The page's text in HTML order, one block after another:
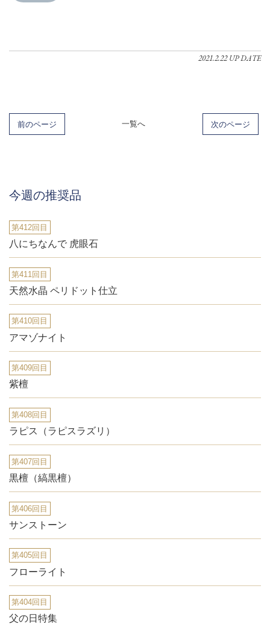
2021.2.22 UP DATE
前のページ 一覧へ 次のページ
今週の推奨品
第412回目
八にちなんで 虎眼石
第411回目
天然水晶 ペリドット仕立
第410回目
アマゾナイト
第409回目
紫檀
第408回目
ラピス（ラピスラズリ）
第407回目
黒檀（縞黒檀）
第406回目
サンストーン
第405回目
フローライト
第404回目
父の日特集